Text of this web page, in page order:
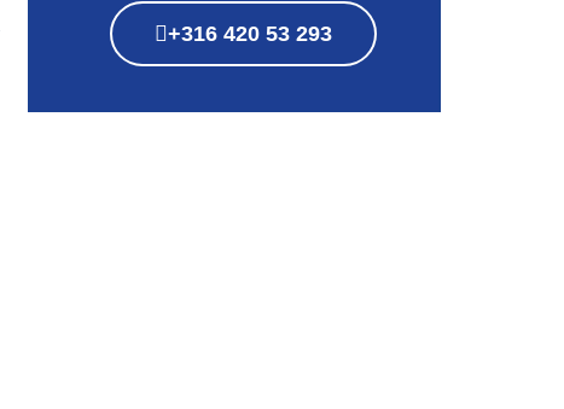
+316 420 53 293